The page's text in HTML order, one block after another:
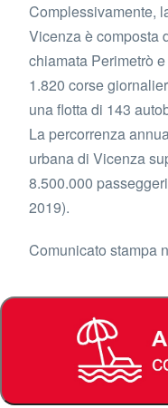
Complessivamente,
Vicenza è composta
chiamata Perimetrò
1.820 corse
una flotta di 143
La percorrenza
urbana di Vicenza
8.500.000
2019).
Comunicato stampa